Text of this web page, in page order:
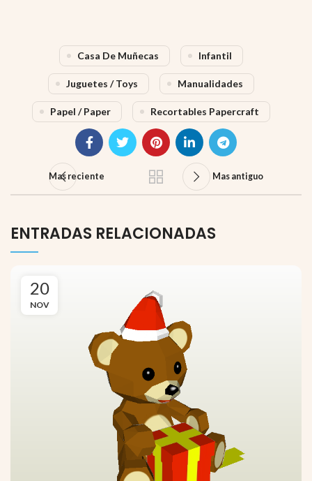
Casa De Muñecas Infantil
Juguetes / Toys Manualidades
Papel / Paper Recortables Papercraft
Mas reciente Mas antiguo
ENTRADAS RELACIONADAS
20
NOV